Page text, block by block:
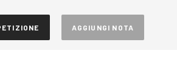
AGGIUNGI NOTA